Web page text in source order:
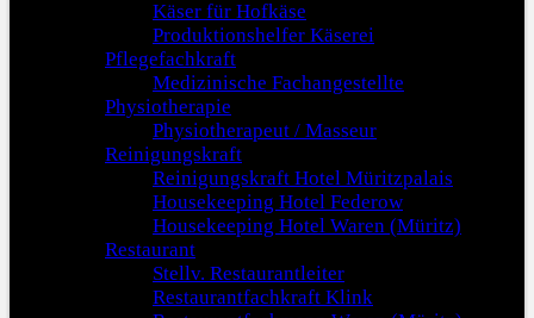
Käser für Hofkäse
Produktionshelfer Käserei
Pflegefachkraft
Medizinische Fachangestellte
Physiotherapie
Physiotherapeut / Masseur
Reinigungskraft
Reinigungskraft Hotel Müritzpalais
Housekeeping Hotel Federow
Housekeeping Hotel Waren (Müritz)
Restaurant
Stellv. Restaurantleiter
Restaurantfachkraft Klink